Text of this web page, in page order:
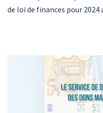
de loi de finances pour